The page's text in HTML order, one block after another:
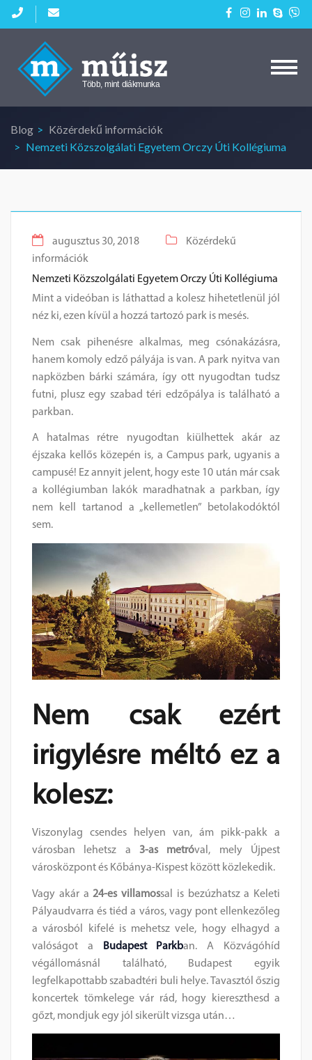
Kezdőlap
Aktuális diákmunkáink
Cégeknek
Blog
Blog
Közérdekű információk
Nemzeti Közszolgálati Egyetem Orczy Úti Kollégiuma
augusztus 30, 2018
Közérdekű
információk
Nemzeti Közszolgálati Egyetem Orczy Úti Kollégiuma
Mint a videóban is láthattad a kolesz hihetetlenül jól
néz ki, ezen kívül a hozzá tartozó park is mesés.
Nem csak pihenésre alkalmas, meg csónakázásra,
hanem komoly edző pályája is van. A park nyitva van
napközben bárki számára, így ott nyugodtan tudsz
futni, plusz egy szabad téri edzőpálya is található a
parkban.
A hatalmas rétre nyugodtan kiülhettek akár az
éjszaka kellős közepén is, a Campus park, ugyanis a
campusé! Ez annyit jelent, hogy este 10 után már csak
a kollégiumban lakók maradhatnak a parkban, így
nem kell tartanod a „kellemetlen” betolakodóktól
sem.
Nem csak ezért
irigylésre méltó ez a
kolesz:
Viszonylag csendes helyen van, ám pikk-pakk a
városban lehetsz a 3-as metróval, mely Újpest
városközpont és Kőbánya-Kispest között közlekedik.
Vagy akár a24-es villamossal is bezúzhatsz a Keleti
Pályaudvarra és tiéd a város, vagy pont ellenkezőleg
a városból kifelé is mehetsz vele, hogy elhagyd a
valóságot a Budapest Parkban. A Közvágóhíd
végállomásnál található, Budapest egyik
legfelkapottabb szabadtéri buli helye. Tavasztól őszig
koncertek tömkelege vár rád, hogy kiereszthesd a
gőzt, mondjuk egy jól sikerült vizsga után…